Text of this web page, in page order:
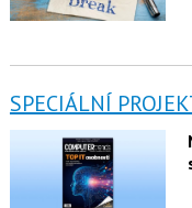
SPECIÁLNÍ